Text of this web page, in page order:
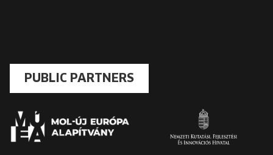
PUBLIC PARTNERS